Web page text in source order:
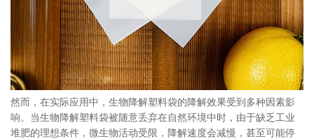
然而，在实际应用中，生物降解塑料袋的降解效果受到多种因素影
响。当生物降解塑料袋被随意丢弃在自然环境中时，由于缺乏工业
堆肥的理想条件，微生物活动受限，降解速度会减慢，甚至可能停